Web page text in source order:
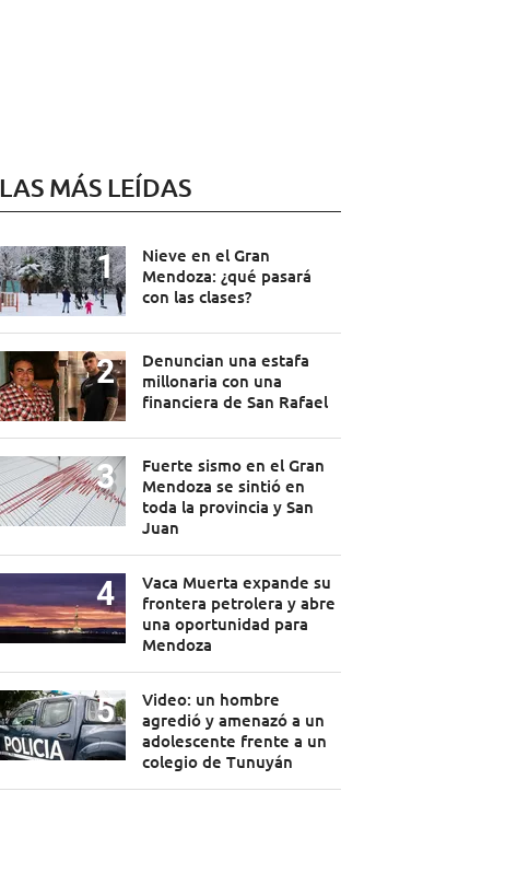
LAS MÁS LEÍDAS
Nieve en el Gran
Mendoza: ¿qué pasará
con las clases?
Denuncian una estafa
millonaria con una
financiera de San Rafael
Fuerte sismo en el Gran
Mendoza se sintió en
toda la provincia y San
Juan
Vaca Muerta expande su
frontera petrolera y abre
una oportunidad para
Mendoza
Video: un hombre
agredió y amenazó a un
adolescente frente a un
colegio de Tunuyán